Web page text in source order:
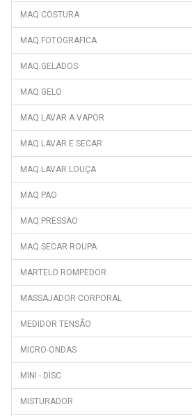
MAQ.COSTURA
MAQ.FOTOGRAFICA
MAQ.GELADOS
MAQ.GELO
MAQ.LAVAR A VAPOR
MAQ.LAVAR E SECAR
MAQ.LAVAR LOUÇA
MAQ.PAO
MAQ.PRESSAO
MAQ.SECAR ROUPA
MARTELO ROMPEDOR
MASSAJADOR CORPORAL
MEDIDOR TENSÃO
MICRO-ONDAS
MINI - DISC
MISTURADOR